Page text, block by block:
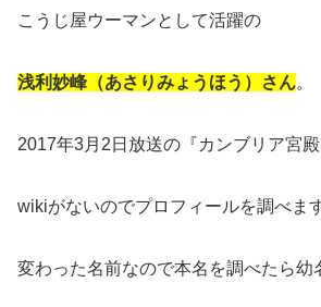
こうじ屋ウーマンとして活躍の
浅利妙峰（あさりみょうほう）さん。
2017年3月2日放送の『カンブリア宮殿
wikiがないのでプロフィールを調べます
変わった名前なので本名を調べたら幼